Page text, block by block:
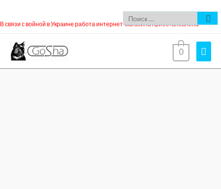
В связи с войной в Украине работа интернет-магазина приостановлена
0